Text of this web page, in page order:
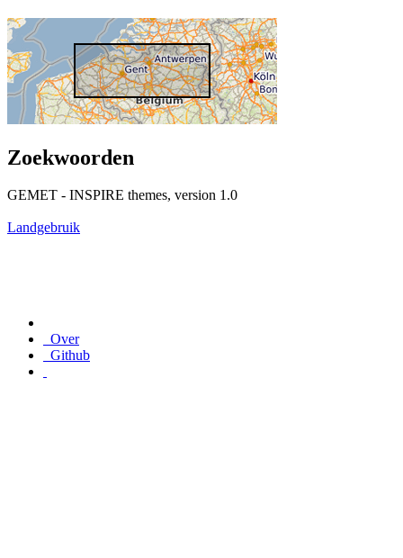
Zoekwoorden
GEMET - INSPIRE themes, version 1.0
Landgebruik
Over
Github